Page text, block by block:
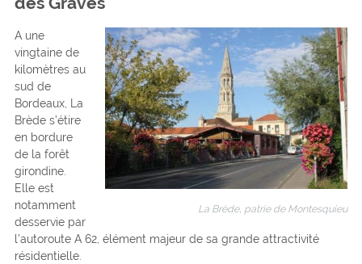
La Brède, patrie de Montesquieu
A une
vingtaine de
kilomètres au
sud de
Bordeaux, La
Brède s’étire
en bordure
de la forêt
girondine.
Elle est
notamment
desservie par
l’autoroute A 62, élément majeur de sa grande attractivité
résidentielle.